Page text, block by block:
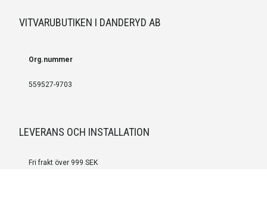
VITVARUBUTIKEN I DANDERYD AB
Org.nummer
559527-9703
LEVERANS OCH INSTALLATION
Fri frakt över 999 SEK